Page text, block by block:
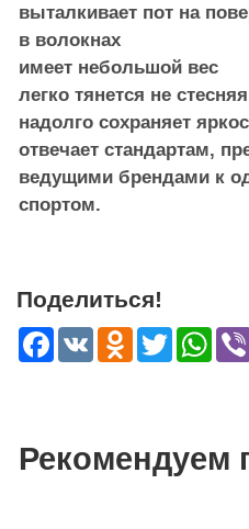
выталкивает пот на
в волокнах
имеет небольшой вес
легко тянется не
надолго сохраняет
отвечает стандартам,
ведущими брендами к
спортом.
Поделиться!
Facebook
VK Odnoklassniki
Twitter
Рекомендуем